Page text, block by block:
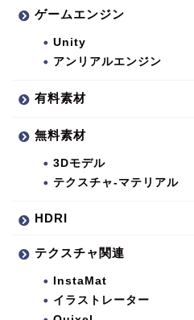
ゲームエンジン
Unity
アンリアルエンジン
有料素材
無料素材
3Dモデル
テクスチャ-マテリアル
HDRI
テクスチャ関連
InstaMat
イラストレーター